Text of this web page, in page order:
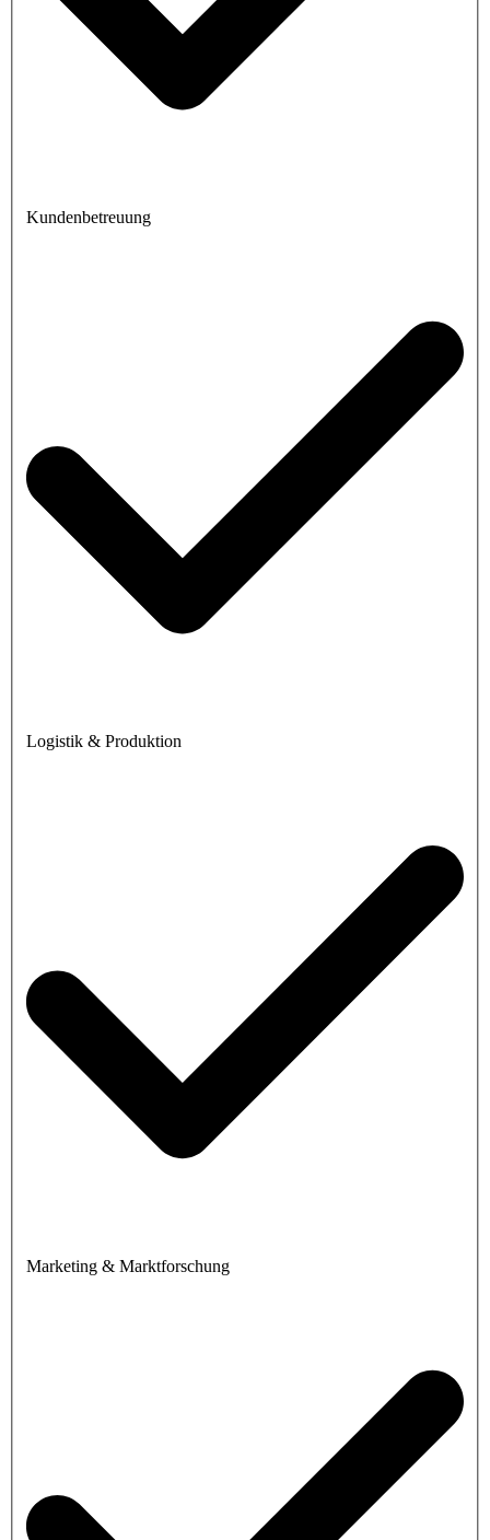
Kundenbetreuung
Logistik & Produktion
Marketing & Marktforschung